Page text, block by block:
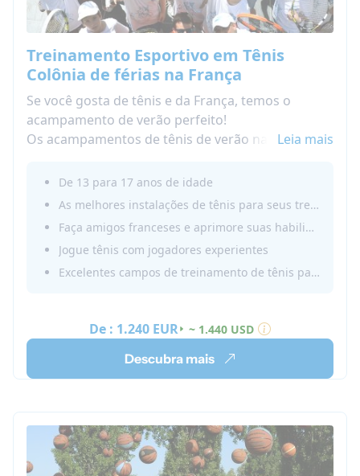
Treinamento Esportivo em Tênis
Colônia de férias na França
Se você gosta de tênis e da França, temos o
acampamento de verão perfeito!
Os acampamentos de tênis de verão na França
suas habilidades de fala em francês com
adolescentes franceses da sua idade enquanto
participa de sessões e atividades divertidas.
Reserve um verão na nossa Academia de Tênis na
França!
Leia mais
De 13 para 17 anos de idade
As melhores instalações de tênis para seus treinamentos
Faça amigos franceses e aprimore suas habilidades em francês
Jogue tênis com jogadores experientes
Excelentes campos de treinamento de tênis para aprimorar suas habilidades
De : 1.240 EUR ~ 1.440 USD
Descubra mais